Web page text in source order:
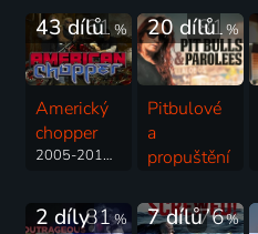
61%
43 dílů
Americký
chopper
2005-2018 | USA | Komedie, Reality TV
81%
20 dílů
Pitbulové
a
propuštění
2009-2019 | USA | Thriller, Drama, Reality TV
81%
2 díly 76%
7 dílů